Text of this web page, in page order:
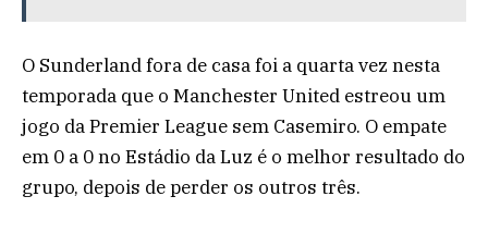
O Sunderland fora de casa foi a quarta vez nesta
temporada que o Manchester United estreou um
jogo da Premier League sem Casemiro. O empate
em 0 a 0 no Estádio da Luz é o melhor resultado do
grupo, depois de perder os outros três.